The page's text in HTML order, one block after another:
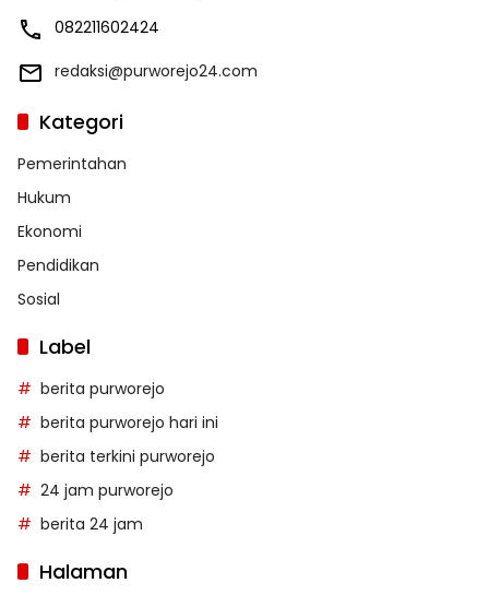
082211602424
redaksi@purworejo24.com
Kategori
Pemerintahan
Hukum
Ekonomi
Pendidikan
Sosial
Label
berita purworejo
berita purworejo hari ini
berita terkini purworejo
24 jam purworejo
berita 24 jam
Halaman